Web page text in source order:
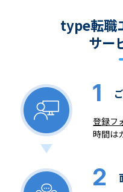
type転職
サー
1
登録フ
時間は
2